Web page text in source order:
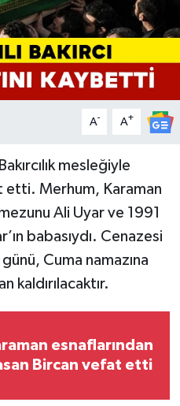
A- A+
mesleğiyle
etti. Merhum, Karaman
Ali Uyar ve 1991
babasıydı. Cenazesi
Cuma namazına
kaldırılacaktır.
esnaflarından
Bircan vefat etti